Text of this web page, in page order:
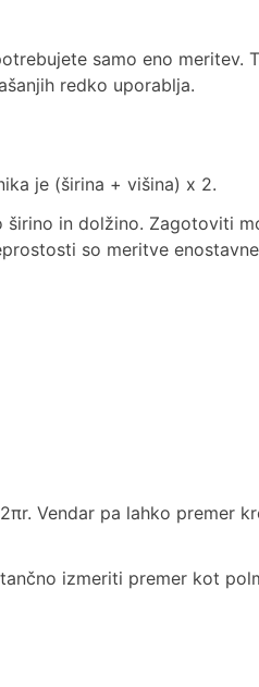
samo eno meritev.
redko uporablja.
je (širina + višina) x 2.
in dolžino. Zagotoviti
so meritve
Vendar pa lahko premer
izmeriti premer kot